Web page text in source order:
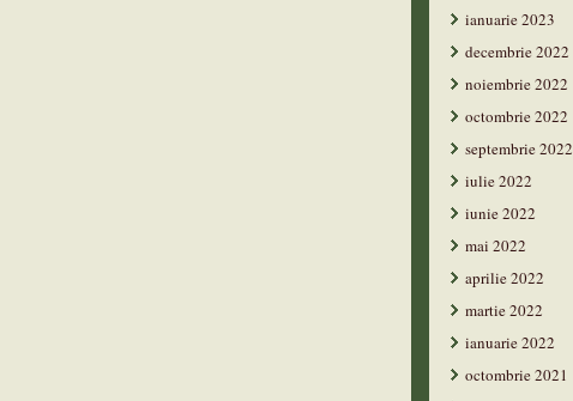
ianuarie 2023
decembrie 2022
noiembrie 2022
octombrie 2022
septembrie 2022
iulie 2022
iunie 2022
mai 2022
aprilie 2022
martie 2022
ianuarie 2022
octombrie 2021